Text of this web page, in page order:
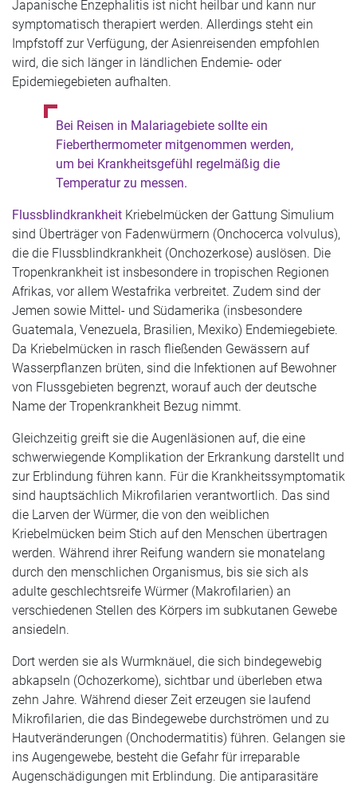
Japanische Enzephalitis ist nicht heilbar und kann nur
symptomatisch therapiert werden. Allerdings steht ein
Impfstoff zur Verfügung, der Asienreisenden empfohlen
wird, die sich länger in ländlichen Endemie- oder
Epidemiegebieten aufhalten.
Bei Reisen in Malariagebiete sollte ein
Fieberthermometer mitgenommen werden,
um bei Krankheitsgefühl regelmäßig die
Temperatur zu messen.
Flussblindkrankheit Kriebelmücken der Gattung Simulium
sind Überträger von Fadenwürmern (Onchocerca volvulus),
die die Flussblindkrankheit (Onchozerkose) auslösen. Die
Tropenkrankheit ist insbesondere in tropischen Regionen
Afrikas, vor allem Westafrika verbreitet. Zudem sind der
Jemen sowie Mittel- und Südamerika (insbesondere
Guatemala, Venezuela, Brasilien, Mexiko) Endemiegebiete.
Da Kriebelmücken in rasch fließenden Gewässern auf
Wasserpflanzen brüten, sind die Infektionen auf Bewohner
von Flussgebieten begrenzt, worauf auch der deutsche
Name der Tropenkrankheit Bezug nimmt.
Gleichzeitig greift sie die Augenläsionen auf, die eine
schwerwiegende Komplikation der Erkrankung darstellt und
zur Erblindung führen kann. Für die Krankheitssymptomatik
sind hauptsächlich Mikrofilarien verantwortlich. Das sind
die Larven der Würmer, die von den weiblichen
Kriebelmücken beim Stich auf den Menschen übertragen
werden. Während ihrer Reifung wandern sie monatelang
durch den menschlichen Organismus, bis sie sich als
adulte geschlechtsreife Würmer (Makrofilarien) an
verschiedenen Stellen des Körpers im subkutanen Gewebe
ansiedeln.
Dort werden sie als Wurmknäuel, die sich bindegewebig
abkapseln (Ochozerkome), sichtbar und überleben etwa
zehn Jahre. Während dieser Zeit erzeugen sie laufend
Mikrofilarien, die das Bindegewebe durchströmen und zu
Hautveränderungen (Onchodermatitis) führen. Gelangen sie
ins Augengewebe, besteht die Gefahr für irreparable
Augenschädigungen mit Erblindung. Die antiparasitäre